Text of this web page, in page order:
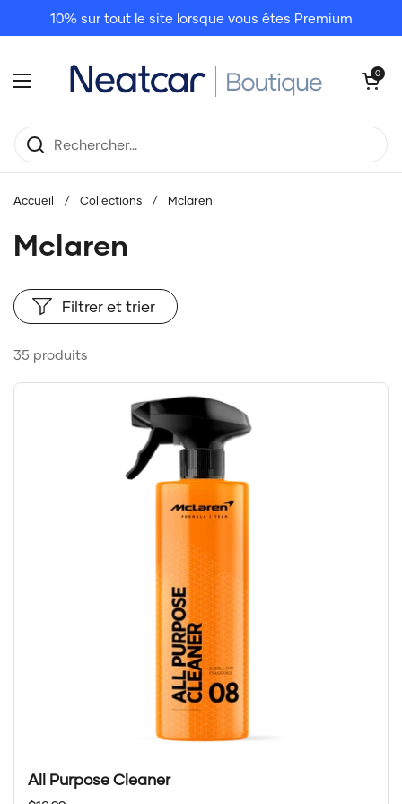
Passer au contenu
10% sur tout le site lorsque vous êtes Premium
Ouvrir le menu
Ouvrir le
0
Accueil / Collections / Mclaren
Mclaren
35 produits
Filtrer et trier
All Purpose Cleaner